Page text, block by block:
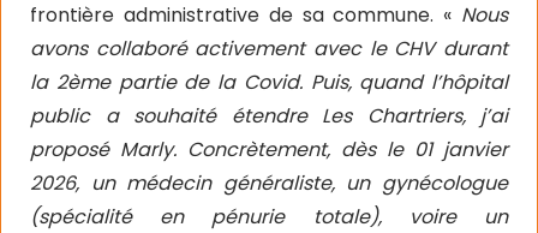
frontière administrative de sa commune. « Nous
avons collaboré activement avec le CHV durant
la 2ème partie de la Covid. Puis, quand l’hôpital
public a souhaité étendre Les Chartriers, j’ai
proposé Marly. Concrètement, dès le 01 janvier
2026, un médecin généraliste, un gynécologue
(spécialité en pénurie totale), voire un